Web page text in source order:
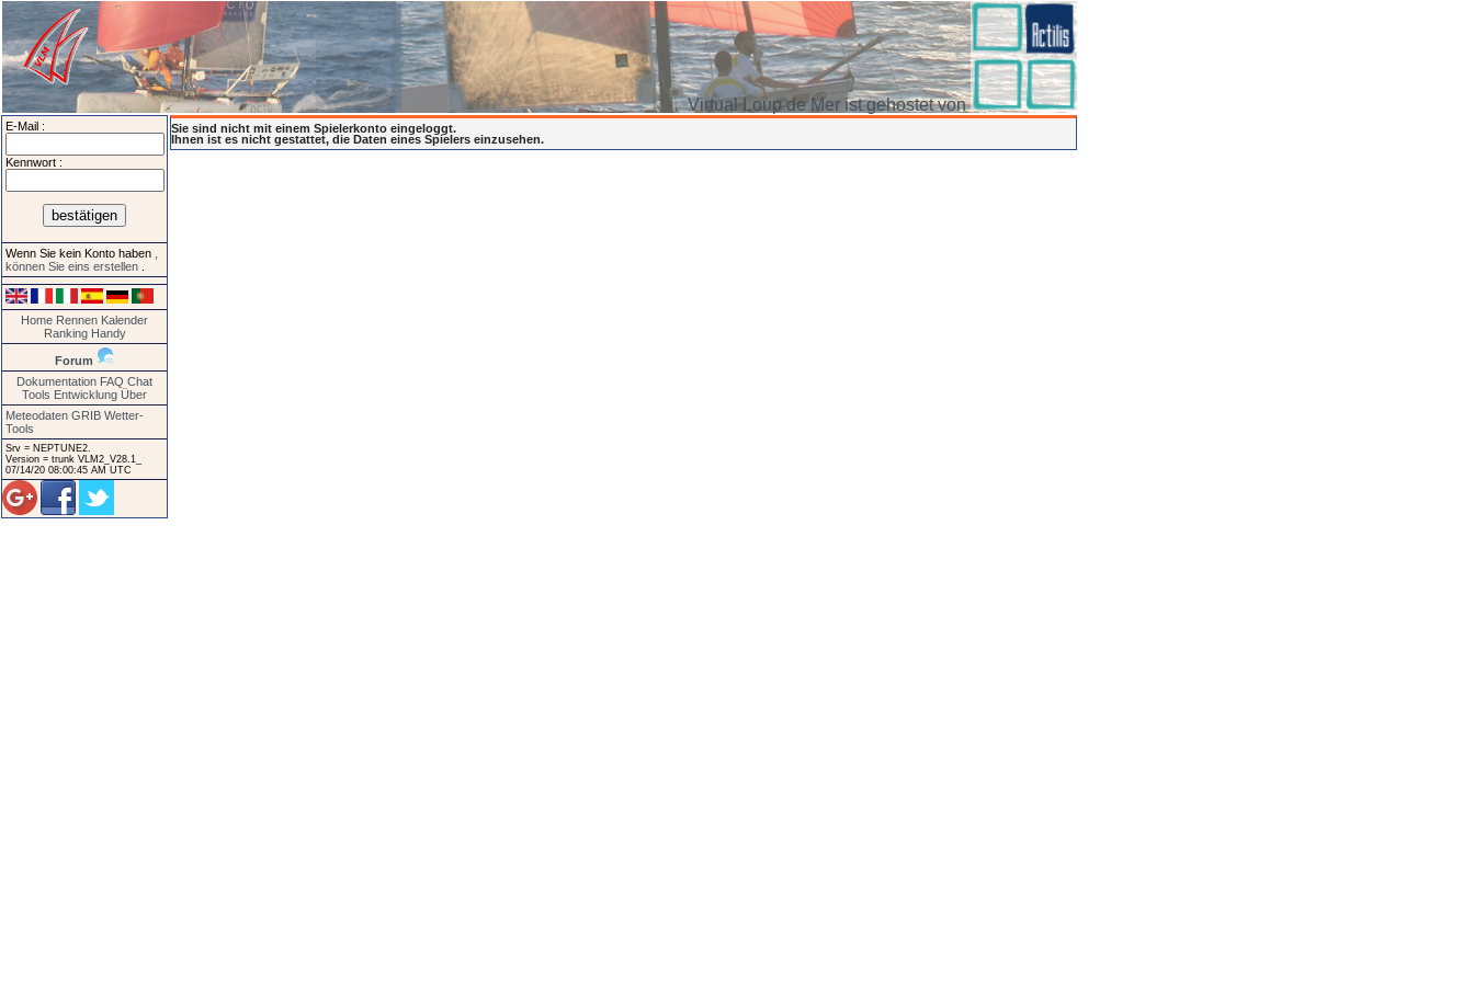
Virtual Loup de Mer ist gehostet von
E-Mail :
Kennwort :
Wenn Sie kein Konto haben
können Sie eins erstellen
Home Rennen Kalender
Ranking Handy
Forum
Dokumentation FAQ Chat
Tools Entwicklung Über
Meteodaten GRIB Wetter-
Tools
Srv = NEPTUNE2.
Version = trunk VLM2_V28.1_
07/14/20 08:00:45 AM UTC
Sie sind nicht mit einem Spielerkonto eingeloggt.
Ihnen ist es nicht gestattet, die Daten eines Spielers einzusehen.